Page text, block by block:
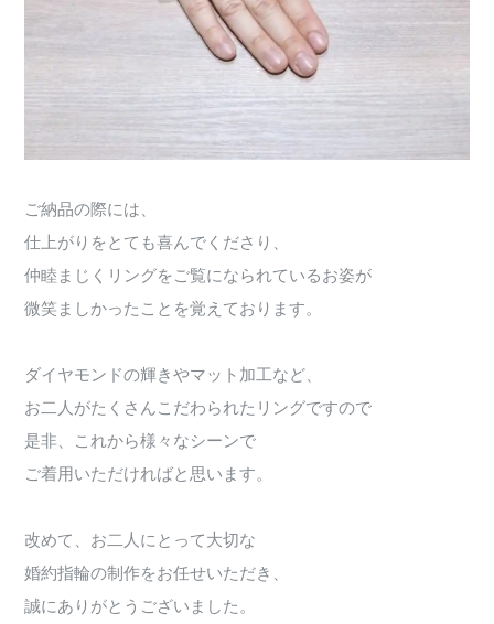
ご納品の際には、
仕上がりをとても喜んでくださり、
仲睦まじくリングをご覧になられているお姿が
微笑ましかったことを覚えております。
ダイヤモンドの輝きやマット加工など、
お二人がたくさんこだわられたリングですので
是非、これから様々なシーンで
ご着用いただければと思います。
改めて、お二人にとって大切な
婚約指輪の制作をお任せいただき、
誠にありがとうございました。